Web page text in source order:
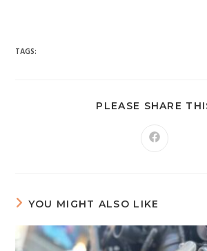
TAGS:
PLEASE SHARE
YOU MIGHT ALSO LIKE